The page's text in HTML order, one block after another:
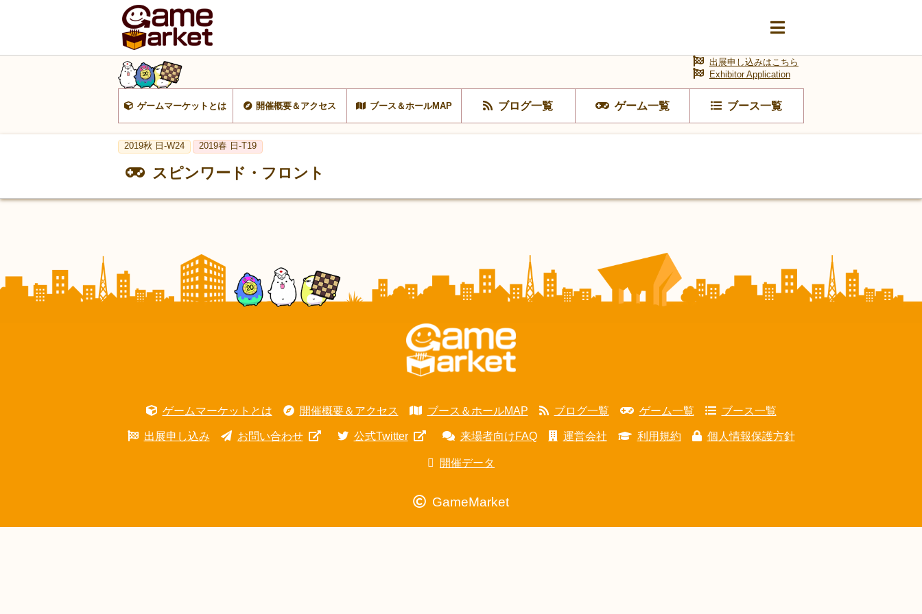
ゲームマーケットとは 開催概要＆アクセス ブース＆ホールMAP ブログ一覧 ゲーム一覧 ブース一覧
出展申し込みはこちら
Exhibitor Application
2019秋 日-W24 2019春 日-T19
スピンワード・フロント
ゲームマーケットとは 開催概要＆アクセス ブース＆ホールMAP ブログ一覧 ゲーム一覧 ブース一覧
出展申し込み お問い合わせ 公式Twitter 来場者向けFAQ 運営会社 利用規約 個人情報保護方針
開催データ
GameMarket